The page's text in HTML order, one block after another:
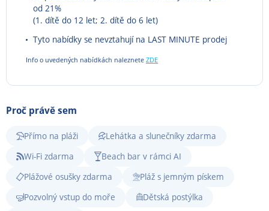
od 21%
(1. dítě do 12 let; 2. dítě do 6 let)
Tyto nabídky se nevztahují na LAST MINUTE prodej
Info o uvedených nabídkách naleznete ZDE
Proč právě sem
Přímo na pláži
Lehátka a slunečníky zdarma
Wi-Fi zdarma
Beach bar v rámci AI
Plážové osušky zdarma
Pláž s jemným pískem
Pozvolný vstup do moře
Dětská postýlka